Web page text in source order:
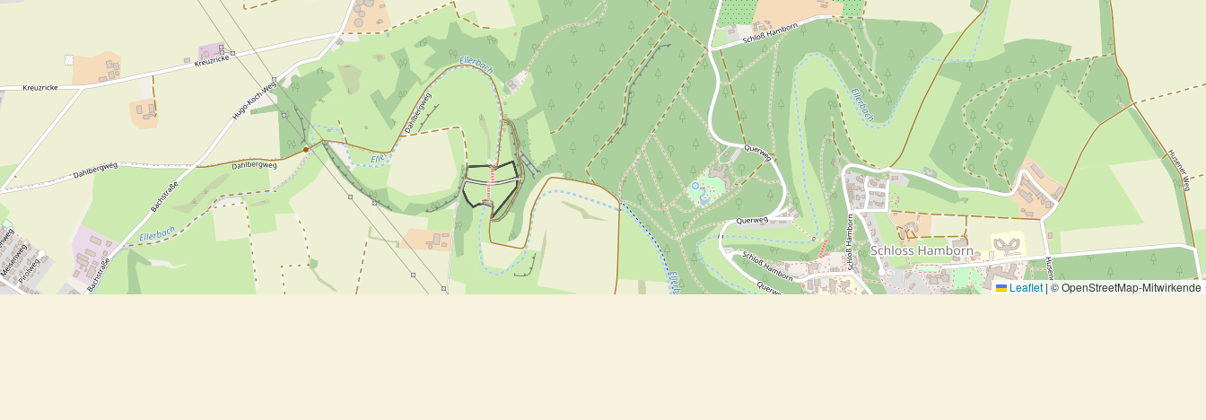
Leaflet | © OpenStreetMap-Mitwirkende